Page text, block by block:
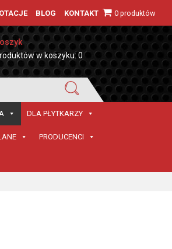
BLOG KONTAKT 0 produktów
w koszyku: 0
DLA PŁYTKARZY
PRODUCENCI